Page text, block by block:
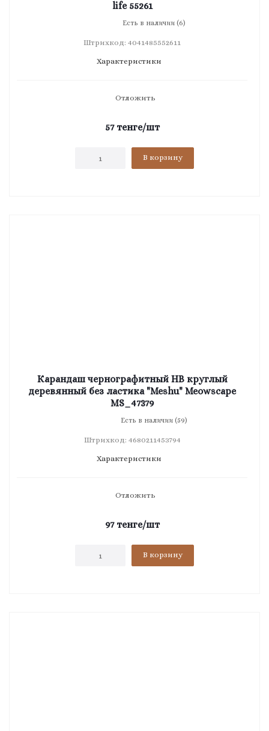
life 55261
Есть в наличии (6)
Штрихкод: 4041485552611
Характеристики
Отложить
57тенге/шт
В корзину
Карандаш чернографитный HB круглый
деревянный без ластика "Meshu" Meowscape
MS_47379
Есть в наличии (59)
Штрихкод: 4680211453794
Характеристики
Отложить
97тенге/шт
В корзину